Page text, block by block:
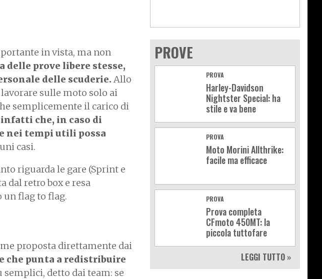
in vista, ma non
delle prove libere stesse,
delle scuderie. Allo
sulle moto solo ai
semplicemente il carico di
che, in caso di
nei tempi utili possa
casi.
riguarda le gare (Sprint e
dal retro box e resa
un flag to flag.
proposta direttamente dai
che punta a redistribuire
detto dai team: se
PROVE
PROVA
Harley-Davidson
Nightster Special: ha
stile e va bene
PROVA
Moto Morini Allthrike:
facile ma efficace
PROVA
Prova completa
CFmoto 450MT: la
piccola tuttofare
LEGGI TUTTO »